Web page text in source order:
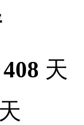
408 天
天